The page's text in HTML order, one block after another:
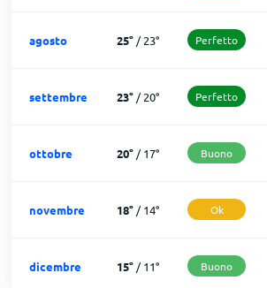
agosto 25°/23° Perfetto
settembre 23°/20° Perfetto
ottobre 20°/17° Buono
novembre 18°/14° Ok
dicembre 15°/11° Buono